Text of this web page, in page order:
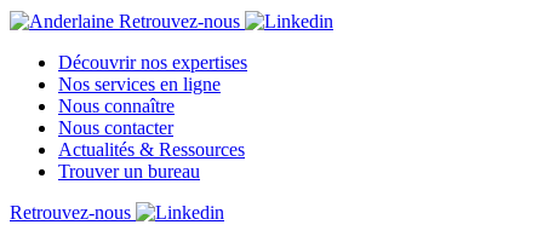
Retrouvez-nous
Découvrir nos expertises
Nos services en ligne
Nous connaître
Nous contacter
Actualités & Ressources
Trouver un bureau
Retrouvez-nous